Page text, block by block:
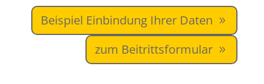
Beispiel Einbindung Ihrer Daten
zum Beitrittsformular